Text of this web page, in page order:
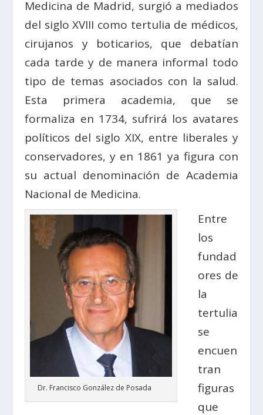
Medicina de Madrid, surgió a mediados
del siglo XVIII como tertulia de médicos,
cirujanos y boticarios, que debatían
cada tarde y de manera informal todo
tipo de temas asociados con la salud.
Esta primera academia, que se
formaliza en 1734, sufrirá los avatares
políticos del siglo XIX, entre liberales y
conservadores, y en 1861 ya figura con
su actual denominación de Academia
Nacional de Medicina.
Dr. Francisco González de Posada
Entre
los
fundad
ores de
la
tertulia
se
encuen
tran
figuras
que